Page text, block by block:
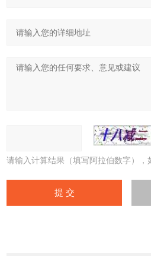
请输入计算结果（填写阿拉伯数字），